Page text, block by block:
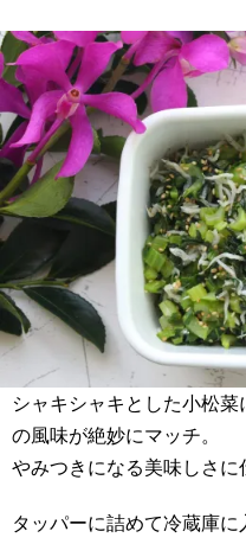
シャキシャキとした小松
の風味が絶妙にマッチ。
やみつきになる美味しさに
タッパーに詰めて冷蔵庫